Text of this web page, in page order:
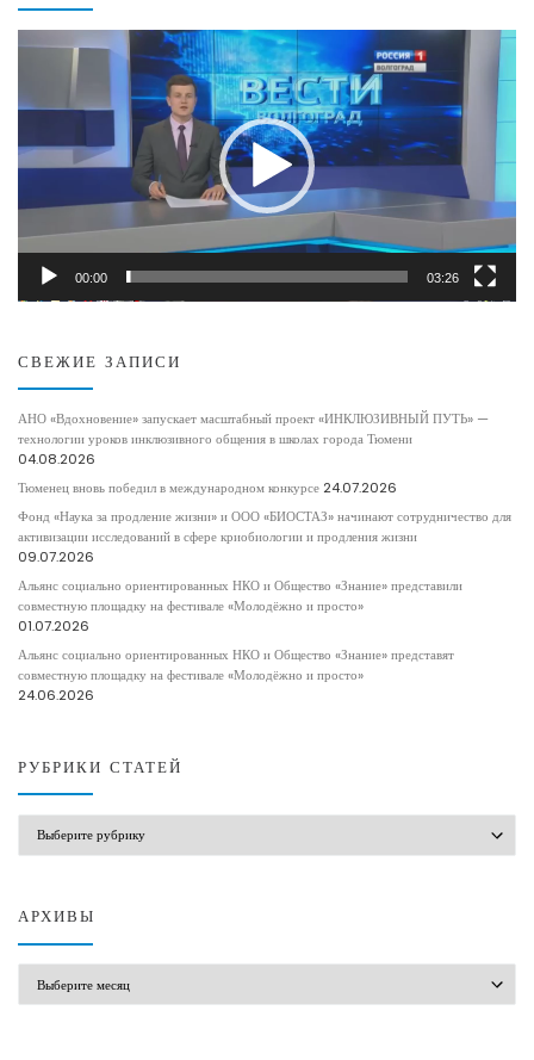
00:00 03:26
СВЕЖИЕ ЗАПИСИ
АНО «Вдохновение» запускает масштабный проект «ИНКЛЮЗИВНЫЙ ПУТЬ» —
технологии уроков инклюзивного общения в школах города Тюмени
04.08.2026
Тюменец вновь победил в международном конкурсе 24.07.2026
Фонд «Наука за продление жизни» и ООО «БИОСТАЗ» начинают сотрудничество для
активизации исследований в сфере криобиологии и продления жизни
09.07.2026
Альянс социально ориентированных НКО и Общество «Знание» представили
совместную площадку на фестивале «Молодёжно и просто»
01.07.2026
Альянс социально ориентированных НКО и Общество «Знание» представят
совместную площадку на фестивале «Молодёжно и просто»
24.06.2026
РУБРИКИ СТАТЕЙ
АРХИВЫ